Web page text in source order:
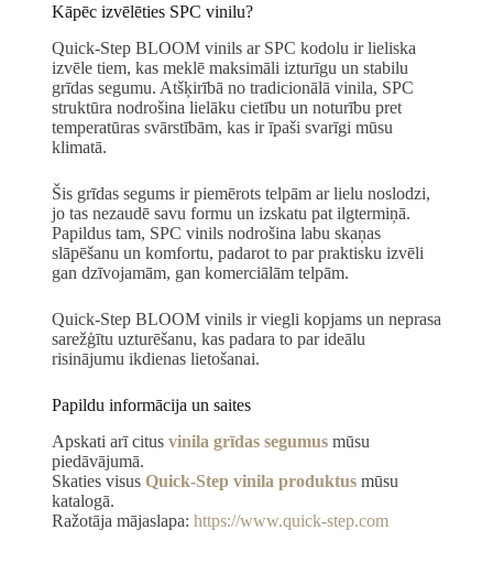
Kāpēc izvēlēties SPC vinilu?
Quick-Step BLOOM vinils ar SPC kodolu ir lieliska
izvēle tiem, kas meklē maksimāli izturīgu un stabilu
grīdas segumu. Atšķirībā no tradicionālā vinila, SPC
struktūra nodrošina lielāku cietību un noturību pret
temperatūras svārstībām, kas ir īpaši svarīgi mūsu
klimatā.
Šis grīdas segums ir piemērots telpām ar lielu noslodzi,
jo tas nezaudē savu formu un izskatu pat ilgtermiņā.
Papildus tam, SPC vinils nodrošina labu skaņas
slāpēšanu un komfortu, padarot to par praktisku izvēli
gan dzīvojamām, gan komerciālām telpām.
Quick-Step BLOOM vinils ir viegli kopjams un neprasa
sarežģītu uzturēšanu, kas padara to par ideālu
risinājumu ikdienas lietošanai.
Papildu informācija un saites
Apskati arī citus vinila grīdas segumusmūsu
piedāvājumā.
Skaties visus Quick-Step vinila produktusmūsu
katalogā.
Ražotāja mājaslapa: https://www.quick-step.com